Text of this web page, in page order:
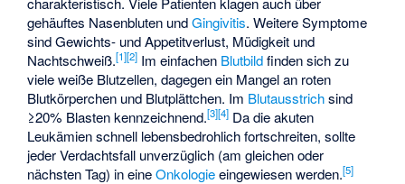
gehäuftes Nasenbluten undGingivitis. Weitere Symptome
sind Gewichts- und Appetitverlust, Müdigkeit und
Nachtschweiß.[1][2] Im einfachen Blutbildfinden sich zu
viele weiße Blutzellen, dagegen ein Mangel an roten
Blutkörperchen und Blutplättchen. Im Blutausstrichsind
≥20% Blasten kennzeichnend.[3][4] Da die akuten
Leukämien schnell lebensbedrohlich fortschreiten, sollte
jeder Verdachtsfall unverzüglich (am gleichen oder
nächsten Tag) in eineOnkologieeingewiesen werden.[5]